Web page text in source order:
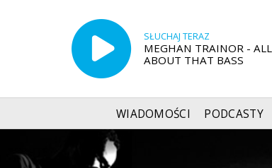
SŁUCHAJ TERAZ
MEGHAN TRAINOR - ALL
ABOUT THAT BASS
WIADOMOŚCI PODCASTY